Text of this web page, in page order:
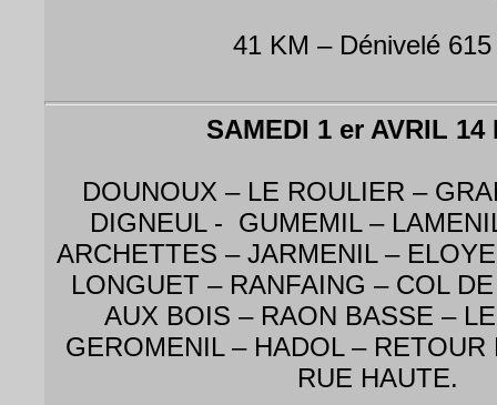
41 KM – Dénivelé
SAMEDI 1 er AVRIL 14
DOUNOUX – LE ROULIER –
DIGNEUL - GUMEMIL –
ARCHETTES – JARMENIL –
LONGUET – RANFAING – COL
AUX BOIS – RAON BASSE –
GEROMENIL – HADOL – RETOUR
RUE HAUTE.